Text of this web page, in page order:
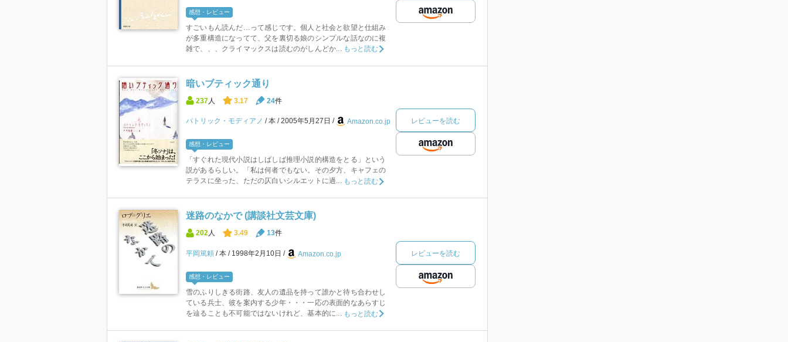
感想・レビュー
すごいもん読んだ…って感じです。個人と社会と欲望と仕組み
が多重構造になってて、父を裏切る娘のシンプルな話なのに複
雑で、、、クライマックスは読むのがしんどか...
もっと読む
暗いブティック通り
237 人 3.17 24件
パトリック・モディアノ 本 2005年5月27日 Amazon.co.jp
感想・レビュー
「すぐれた現代小説はしばしば推理小説的構造をとる」という
説があるらしい。「私は何者でもない。その夕方、キャフェの
テラスに坐った、ただの仄白いシルエットに過... もっと読む
レビューを読む
迷路のなかで (講談社文芸文庫)
202人 3.49 13件
平岡篤頼 本 1998年2月10日 Amazon.co.jp
感想・レビュー
雪のふりしきる街路、友人の遺品を持って誰かと待ち合わせし
ている兵士、彼を案内する少年・・・一応の表面的なあらすじ
を辿ることも不可能ではないけれど、基本的に... もっと読む
レビューを読む